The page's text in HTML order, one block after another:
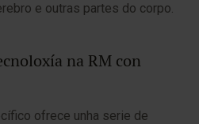
e outras partes do corpo.
na RM con
ofrece unha serie de